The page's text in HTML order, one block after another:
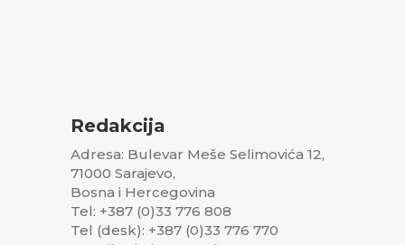
Redakcija
Adresa: Bulevar Meše Selimovića 12,
71000 Sarajevo,
Bosna i Hercegovina
Tel: +387 (0)33 776 808
Tel (desk): +387 (0)33 776 770